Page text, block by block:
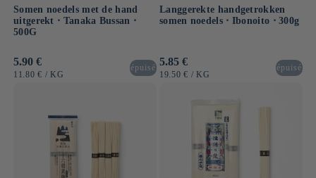
Somen noedels met de hand
uitgerekt ⋅ Tanaka Bussan ⋅
500G
Normale
prijs
5.90 €
EENHEIDSPRIJS
11.80 € / PER
KG
épuisé
Langgerekte handgetrokken
somen noedels ⋅ Ibonoito ⋅ 300g
Normale
prijs
5.85 €
EENHEIDSPRIJS
19.50 € / PER
KG
épuisé